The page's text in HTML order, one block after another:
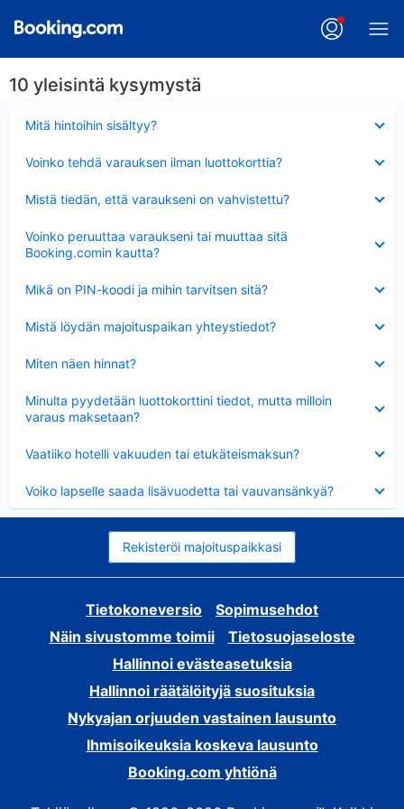
10 yleisintä kysymystä
Mitä hintoihin sisältyy?
Voinko tehdä varauksen ilman luottokorttia?
Mistä tiedän, että varaukseni on vahvistettu?
Voinko peruuttaa varaukseni tai muuttaa sitä
Booking.comin kautta?
Mikä on PIN-koodi ja mihin tarvitsen sitä?
Mistä löydän majoituspaikan yhteystiedot?
Miten näen hinnat?
Minulta pyydetään luottokorttini tiedot, mutta milloin
varaus maksetaan?
Vaatiiko hotelli vakuuden tai etukäteismaksun?
Voiko lapselle saada lisävuodetta tai vauvansänkyä?
Rekisteröi majoituspaikkasi
Tietokoneversio
Sopimusehdot
Näin sivustomme toimii
Tietosuojaseloste
Hallinnoi evästeasetuksia
Hallinnoi räätälöityjä suosituksia
Nykyajan orjuuden vastainen lausunto
Ihmisoikeuksia koskeva lausunto
Booking.com yhtiönä